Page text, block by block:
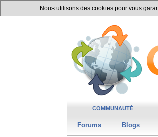
Nous utilisons des cookies pour vous
COMMUNAUTÉ
Forums Blogs